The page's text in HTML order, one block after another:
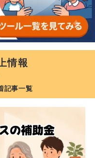
情報
記事一覧